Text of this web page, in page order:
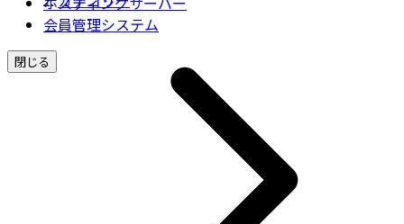
会員管理システム
閉じる